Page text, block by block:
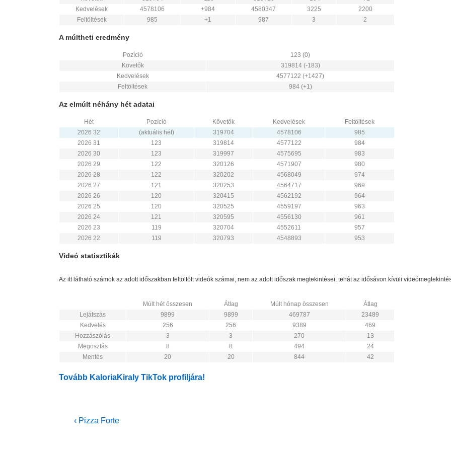
Kedvelések
4578106 +984 4580347 3225
2200
Feltöltések
985 +1 987 3 2
A múltheti eredmény
Pozíció
123 (0)
Követők
319814 (-183)
Kedvelések
4577122 (+1427)
Feltöltések
984 (+1)
Az elmúlt néhány hét adatai
Hét Pozíció Követők Kedvelések
Feltöltések
2026 32
(aktuális hét) 319704 4578106
985
2026 31
123 319814 4577122
984
2026 30
123 319997 4575695
983
2026 29
122 320126 4571907
980
2026 28
122 320202 4568049
974
2026 27
121 320253 4564717
969
2026 26
120 320415 4562192
964
2026 25
120 320525 4559197
963
2026 24
121 320595 4556130
961
2026 23
119 320704 4552611
957
2026 22
119 320793 4548893 953
Videó statisztikák
Az itt látható számok az adott időszakban feltöltött videók számai, nem az adott időszak megtekintései, tehát az idősávon kívüli
Múlt hét összesen Átlag Múlt hónap összesen
Átlag
Lejátszás
9899 9899 469787
23489
Kedvelés
256 256 9389
469
Hozzászólás
3 3 270
13
Megosztás
8 8 494
24
Mentés
20 20 844 42
Tovább KaloriaKiraly TikTok profiljára!
Bejegyzés
Previous
‹ Pizza Forte